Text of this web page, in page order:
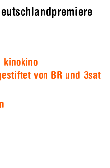
kinokino
von BR und 3sat